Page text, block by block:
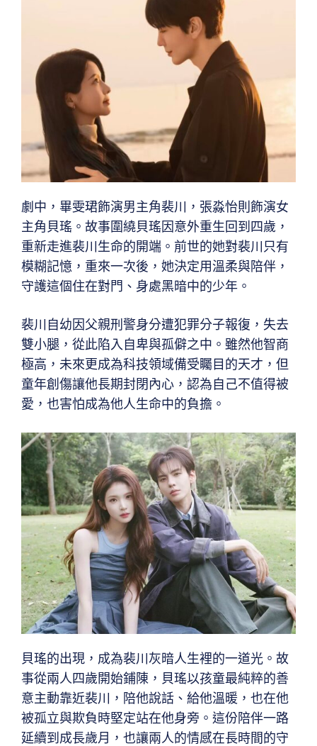
劇中，畢雯珺飾演男主角裴川，張淼怡則飾演女
主角貝瑤。故事圍繞貝瑤因意外重生回到四歲，
重新走進裴川生命的開端。前世的她對裴川只有
模糊記憶，重來一次後，她決定用溫柔與陪伴，
守護這個住在對門、身處黑暗中的少年。
裴川自幼因父親刑警身分遭犯罪分子報復，失去
雙小腿，從此陷入自卑與孤僻之中。雖然他智商
極高，未來更成為科技領域備受矚目的天才，但
童年創傷讓他長期封閉內心，認為自己不值得被
愛，也害怕成為他人生命中的負擔。
貝瑤的出現，成為裴川灰暗人生裡的一道光。故
事從兩人四歲開始鋪陳，貝瑤以孩童最純粹的善
意主動靠近裴川，陪他說話、給他溫暖，也在他
被孤立與欺負時堅定站在他身旁。這份陪伴一路
延續到成長歲月，也讓兩人的情感在長時間的守